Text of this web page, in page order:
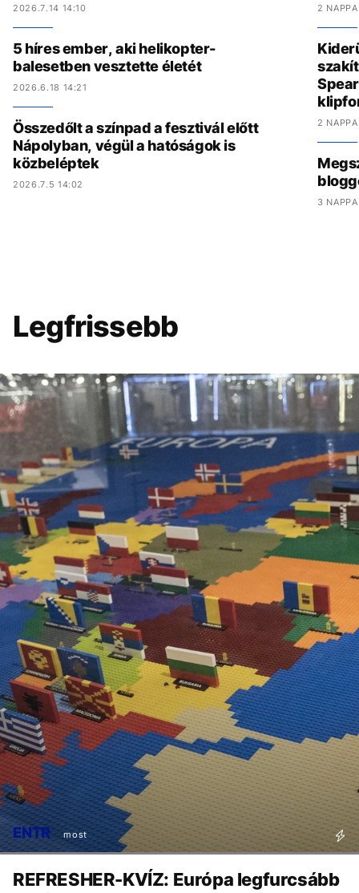
2026.7.14 14:10
5 híres ember, aki helikopter-
balesetben vesztette életét
2026.6.18 14:21
Összedőlt a színpad a fesztivál előtt
Nápolyban, végül a hatóságok is
közbeléptek
2026.7.5 14:02
2
2
3
Legfrissebb
ENTR most
REFRESHER-KVÍZ: Európa legfurcsább